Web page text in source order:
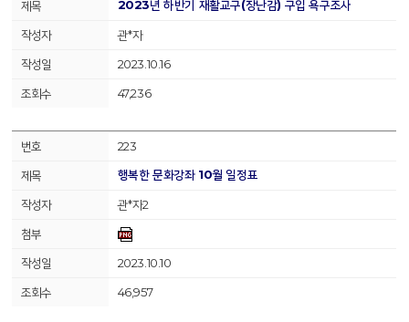
2023년 하반기 재활교구(장난감) 구입 욕구조사
관*자
2023.10.16
47,236
223
행복한 문화강좌 10월 일정표
관*자2
2023.10.10
46,957